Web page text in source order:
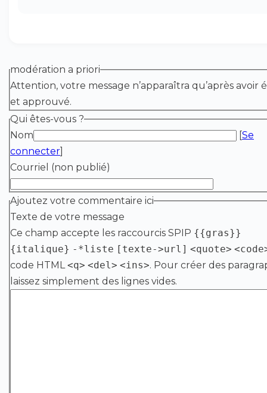
modération a priori
Attention, votre message n’apparaîtra qu’après avoir
et approuvé.
Qui êtes-vous ?
Nom
[Se
connecter]
Courriel (non publié)
Ajoutez votre commentaire ici
Texte de votre message
Ce champ accepte les raccourcis SPIP {{gras}}
{italique} -*liste [texte->url] <quote>
code HTML<q> <del> <ins>. Pour créer des
laissez simplement des lignes vides.